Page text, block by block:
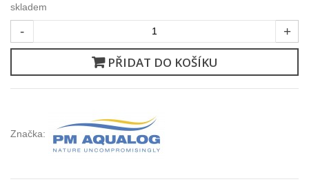
skladem
- +
PŘIDAT DO KOŠÍKU
Značka: